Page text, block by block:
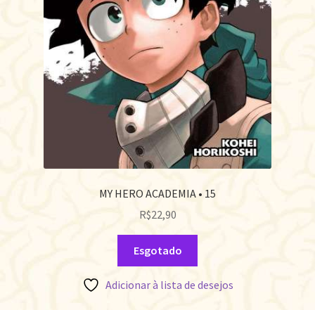
MY HERO ACADEMIA • 15
R$22,90
Esgotado
Adicionar à lista de desejos